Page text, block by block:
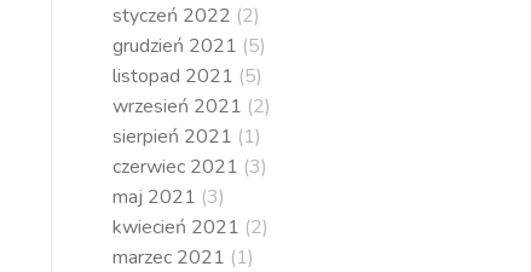
styczeń 2022 (2)
grudzień 2021 (5)
listopad 2021 (5)
wrzesień 2021 (2)
sierpień 2021 (1)
czerwiec 2021 (3)
maj 2021 (3)
kwiecień 2021 (2)
marzec 2021 (1)